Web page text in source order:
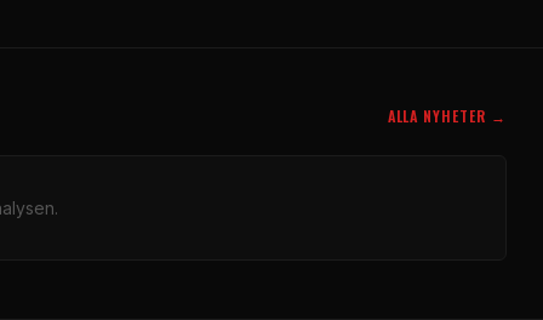
ALLA NYHETER →